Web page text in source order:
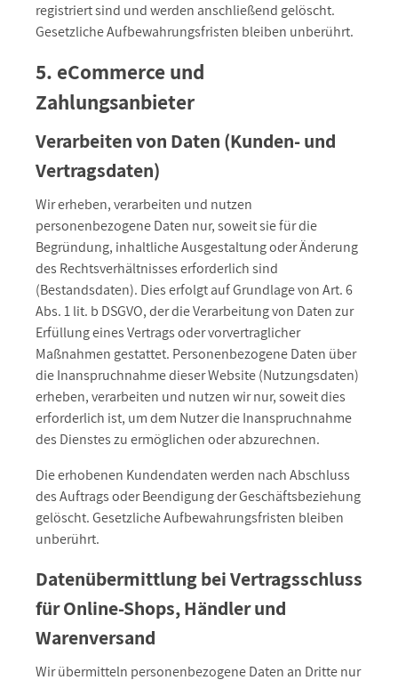
registriert sind und werden anschließend gelöscht.
Gesetzliche Aufbewahrungsfristen bleiben unberührt.
5. eCommerce und
Zahlungsanbieter
Verarbeiten von Daten (Kunden- und
Vertragsdaten)
Wir erheben, verarbeiten und nutzen
personenbezogene Daten nur, soweit sie für die
Begründung, inhaltliche Ausgestaltung oder Änderung
des Rechtsverhältnisses erforderlich sind
(Bestandsdaten). Dies erfolgt auf Grundlage von Art. 6
Abs. 1 lit. b DSGVO, der die Verarbeitung von Daten zur
Erfüllung eines Vertrags oder vorvertraglicher
Maßnahmen gestattet. Personenbezogene Daten über
die Inanspruchnahme dieser Website (Nutzungsdaten)
erheben, verarbeiten und nutzen wir nur, soweit dies
erforderlich ist, um dem Nutzer die Inanspruchnahme
des Dienstes zu ermöglichen oder abzurechnen.
Die erhobenen Kundendaten werden nach Abschluss
des Auftrags oder Beendigung der Geschäftsbeziehung
gelöscht. Gesetzliche Aufbewahrungsfristen bleiben
unberührt.
Datenübermittlung bei Vertragsschluss
für Online-Shops, Händler und
Warenversand
Wir übermitteln personenbezogene Daten an Dritte nur